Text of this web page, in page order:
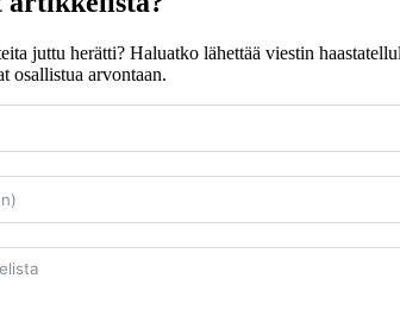
juttu herätti? Haluatko lähettää viestin
osallistua arvontaan.